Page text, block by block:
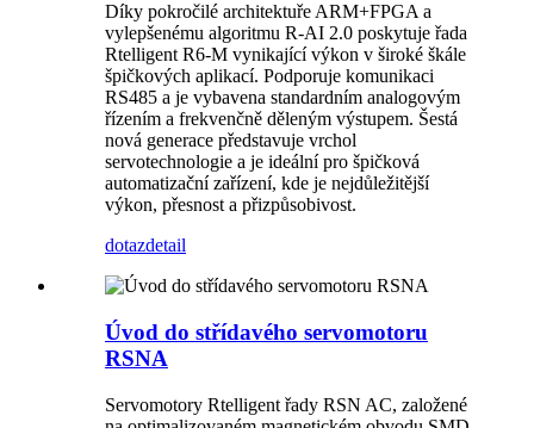
Díky pokročilé architektuře ARM+FPGA a
vylepšenému algoritmu R-AI 2.0 poskytuje řada
Rtelligent R6-M vynikající výkon v široké škále
špičkových aplikací. Podporuje komunikaci
RS485 a je vybavena standardním analogovým
řízením a frekvenčně děleným výstupem. Šestá
nová generace představuje vrchol
servotechnologie a je ideální pro špičková
automatizační zařízení, kde je nejdůležitější
výkon, přesnost a přizpůsobivost.
dotazdetail
Úvod do střídavého servomotoru
RSNA
Servomotory Rtelligent řady RSN AC, založené